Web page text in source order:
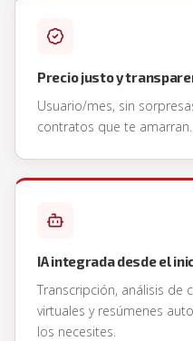
Precio justo y
Usuario/mes, sin
contratos que te amarran.
IA integrada desde el
Transcripción, análisis de
virtuales y resúmenes
los necesites.